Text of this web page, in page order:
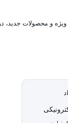
و محصولات جدید،